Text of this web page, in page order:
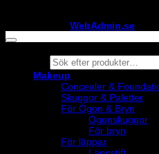
WebAdmin.se
Products
search
Makeup
Concealer &
Skuggor & Paletter
För Ögon & Bryn
Ögonskuggor
För bryn
För läppar